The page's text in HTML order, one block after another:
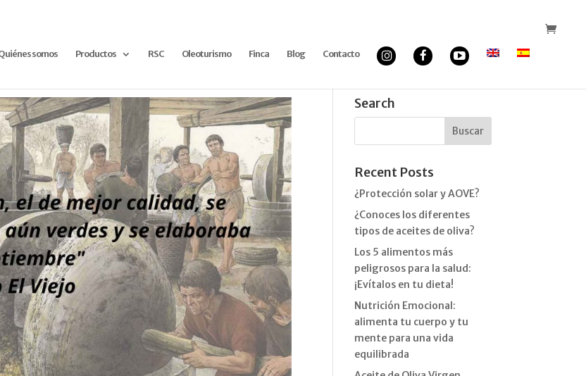
somos Productos RSC Oleoturismo Finca Blog Contacto
Search
Recent Posts
¿Protección solar y AOVE?
¿Conoces los diferentes
tipos de aceites de oliva?
Los 5 alimentos más
peligrosos para la salud:
¡Evítalos en tu dieta!
Nutrición Emocional:
alimenta tu cuerpo y tu
mente para una vida
equilibrada